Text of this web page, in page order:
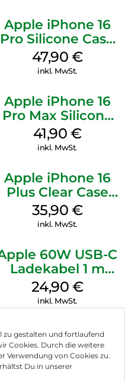
zu gestalten und fortlaufend
Cookies. Durch die weitere
Verwendung von Cookies zu.
Du in unserer
Apple iPhone 16
Pro Silicone Case
MagSafe Denim
47,90 €
inkl. MwSt.
Apple iPhone 16
Pro Max Silicone
Case MagSafe
Ultramarine
41,90 €
inkl. MwSt.
Apple iPhone 16
Plus Clear Case
MagSafe
Transparent
35,90 €
inkl. MwSt.
60W USB-C
Ladekabel 1 m
Weiß
24,90 €
inkl. MwSt.